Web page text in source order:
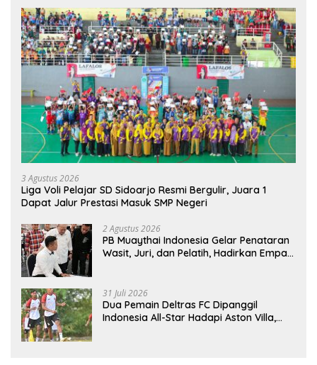
3 Agustus 2026
Liga Voli Pelajar SD Sidoarjo Resmi Bergulir, Juara 1
Dapat Jalur Prestasi Masuk SMP Negeri
2 Agustus 2026
PB Muaythai Indonesia Gelar Penataran
Wasit, Juri, dan Pelatih, Hadirkan Empat
31 Juli 2026
Dua Pemain Deltras FC Dipanggil
Indonesia All-Star Hadapi Aston Villa,